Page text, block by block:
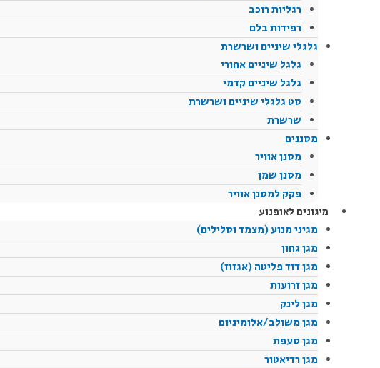
רגליות רוכב
רפידות בלם
גלגלי שיניים ושרשרת
גלגל שיניים אחורי
גלגל שיניים קדמי
סט גלגלי שיניים ושרשרת
שרשרת
מסננים
מסנן אוויר
מסנן שמן
פקק למסנן אוויר
מיגונים לאופנוע
מגיני מנוע (מצמד וסלילים)
מגן גחון
מגן דוד פליטה (אגזוז)
מגן זרועות
מגן לינק
מגן משולב/אלומיניום
מגן סעפת
מגן רדיאטור